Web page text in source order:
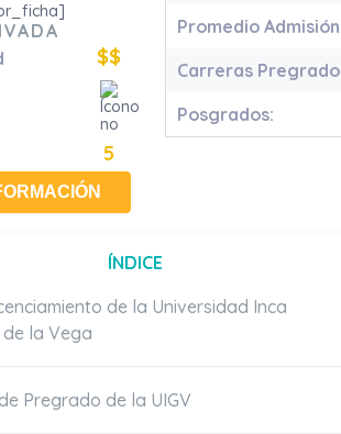
$$
5
Promedio Admisión
Carreras Pregrado
Posgrados:
ÍNDICE
de la Universidad Inca
la Vega
Pregrado de la UIGV